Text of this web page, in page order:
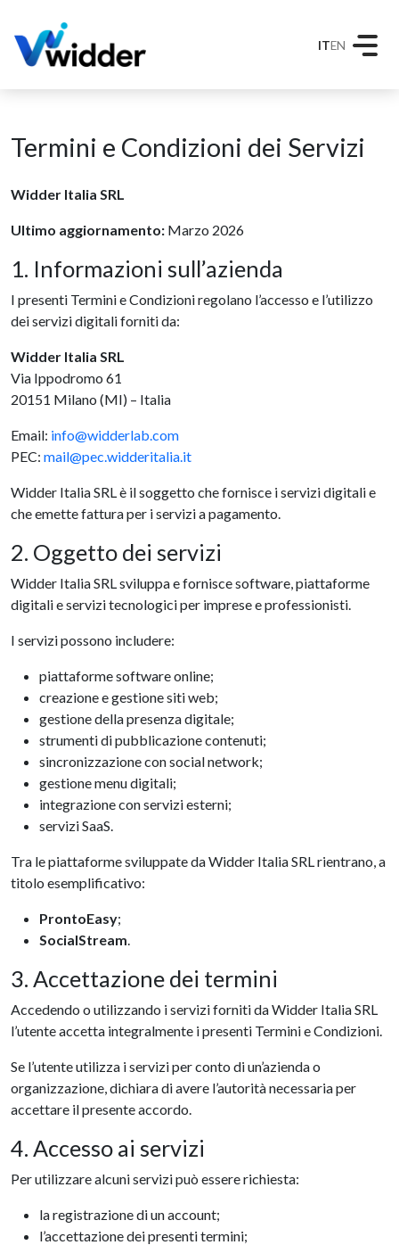
ITEN
Termini e Condizioni dei Servizi
Widder Italia SRL
Ultimo aggiornamento: Marzo 2026
1. Informazioni sull’azienda
I presenti Termini e Condizioni regolano l’accesso e l’utilizzo
dei servizi digitali forniti da:
Widder Italia SRL
Via Ippodromo 61
20151 Milano (MI) – Italia
Email: info@widderlab.com
PEC: mail@pec.widderitalia.it
Widder Italia SRL è il soggetto che fornisce i servizi digitali e
che emette fattura per i servizi a pagamento.
2. Oggetto dei servizi
Widder Italia SRL sviluppa e fornisce software, piattaforme
digitali e servizi tecnologici per imprese e professionisti.
I servizi possono includere:
piattaforme software online;
creazione e gestione siti web;
gestione della presenza digitale;
strumenti di pubblicazione contenuti;
sincronizzazione con social network;
gestione menu digitali;
integrazione con servizi esterni;
servizi SaaS.
Tra le piattaforme sviluppate da Widder Italia SRL rientrano, a
titolo esemplificativo:
ProntoEasy;
SocialStream.
3. Accettazione dei termini
Accedendo o utilizzando i servizi forniti da Widder Italia SRL
l’utente accetta integralmente i presenti Termini e Condizioni.
Se l’utente utilizza i servizi per conto di un’azienda o
organizzazione, dichiara di avere l’autorità necessaria per
accettare il presente accordo.
4. Accesso ai servizi
Per utilizzare alcuni servizi può essere richiesta:
la registrazione di un account;
l’accettazione dei presenti termini;